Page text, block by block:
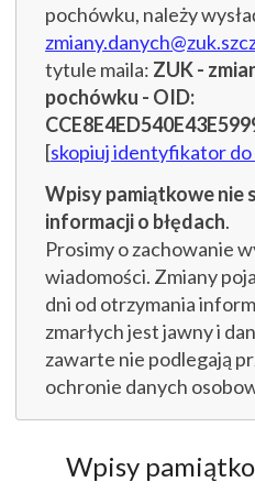
pochówku, należy
tytule maila: ZUK -
pochówku - OID:
[skopiuj identyfikator do
Wpisy pamiątkowe nie
informacji o błędach.
Prosimy o zachowanie
wiadomości. Zmiany
dni od otrzymania
zmarłych jest jawny i
zawarte nie podlegają
ochronie danych
Wpisy